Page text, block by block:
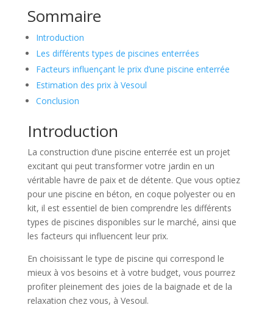
Sommaire
Introduction
Les différents types de piscines enterrées
Facteurs influençant le prix d’une piscine enterrée
Estimation des prix à Vesoul
Conclusion
Introduction
La construction d’une piscine enterrée est un projet
excitant qui peut transformer votre jardin en un
véritable havre de paix et de détente. Que vous optiez
pour une piscine en béton, en coque polyester ou en
kit, il est essentiel de bien comprendre les différents
types de piscines disponibles sur le marché, ainsi que
les facteurs qui influencent leur prix.
En choisissant le type de piscine qui correspond le
mieux à vos besoins et à votre budget, vous pourrez
profiter pleinement des joies de la baignade et de la
relaxation chez vous, à Vesoul.